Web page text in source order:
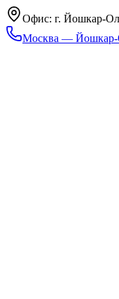
Офис: г. Йошкар-
Москва — Йошкар-